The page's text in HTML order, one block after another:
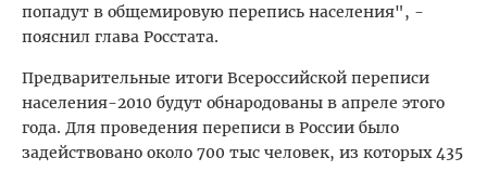
попадут в общемировую перепись населения", -
пояснил глава Росстата.
Предварительные итоги Всероссийской переписи
населения-2010 будут обнародованы в апреле этого
года. Для проведения переписи в России было
задействовано около 700 тыс человек, из которых 435